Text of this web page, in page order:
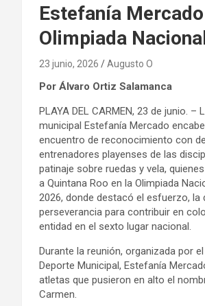
Estefanía
Olimpiada
23 junio, 2026 Augusto O
Por Álvaro Ortiz Salamanca
PLAYA DEL CARMEN, 23 de junio. –
municipal Estefanía Mercado
encuentro de reconocimiento con
entrenadores playenses de las
patinaje sobre ruedas y vela,
a Quintana Roo en la Olimpiada
2026, donde destacó el esfuerzo, la
perseverancia para contribuir en
entidad en el sexto lugar nacional.
Durante la reunión, organizada por
Deporte Municipal, Estefanía
atletas que pusieron en alto el
Carmen.